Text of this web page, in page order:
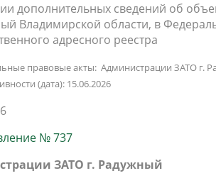
дополнительных сведений об
Владимирской области, в
адресного реестра
правовые акты: Администрации ЗАТО г.
(дата): 15.06.2026
№ 737
ЗАТО г. Радужный